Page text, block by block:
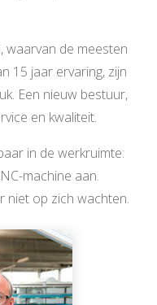
waarvan de meesten
15 jaar ervaring, zijn
Een nieuw bestuur,
en kwaliteit.
in de werkruimte:
machine aan.
niet op zich wachten.